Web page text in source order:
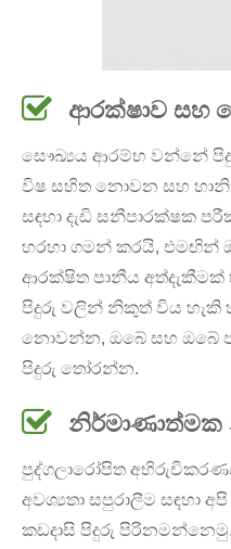
ආරක්ෂාව සහ
සෞඛ්‍යය ආරම්භ වන්නේ
විෂ සහිත නොවන සහ
සඳහා දැඩි සනීපාරක්ෂක
හරහා ගමන් කරයි, එමඟින්
ආරක්ෂිත පානීය අත්දැකීමක්
පිදුරු වලින් නිකුත් විය හැකි
නොවන්න, ඔබේ සහ ඔබේ
පිදුරු තෝරන්න.
පුද්ගලාරෝපිත
අවශ්‍යතා සපුරාලීම සඳහා
කඩදාසි පිදුරු